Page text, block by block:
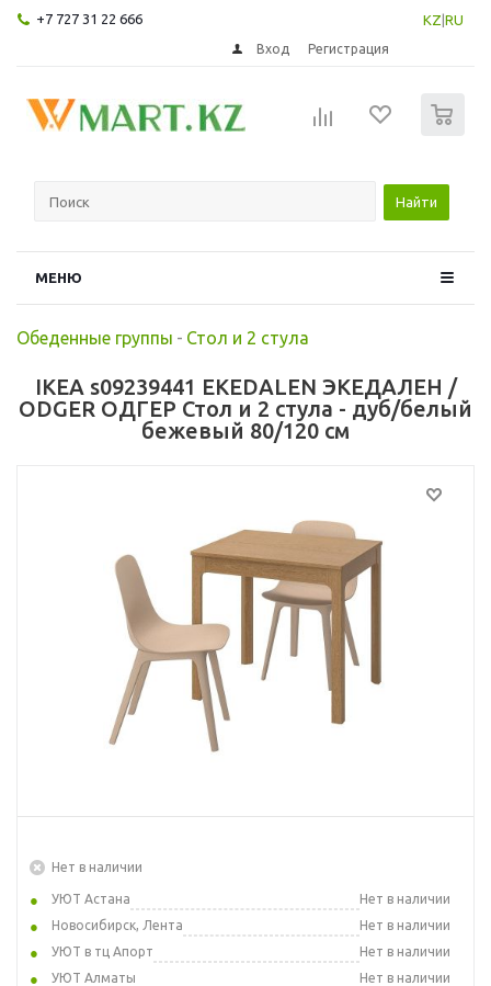
+7 727 31 22 666 KZ RU
Вход Регистрация
Найти
МЕНЮ
Обеденные группы - Стол и 2 стула
IKEA s09239441 EKEDALEN ЭКЕДАЛЕН /
ODGER ОДГЕР Стол и 2 стула - дуб/белый
бежевый 80/120 см
Нет в наличии
УЮТ Астана
Нет в наличии
Новосибирск, Лента
Нет в наличии
УЮТ в тц Апорт
Нет в наличии
УЮТ Алматы
Нет в наличии